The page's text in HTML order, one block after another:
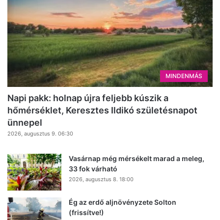
MINDENMÁS
Napi pakk: holnap újra feljebb kúszik a
hőmérséklet, Keresztes Ildikó születésnapot
ünnepel
2026, augusztus 9. 06:30
Vasárnap még mérsékelt marad a meleg,
33 fok várható
2026, augusztus 8. 18:00
Ég az erdő aljnövényzete Solton
(frissítve!)